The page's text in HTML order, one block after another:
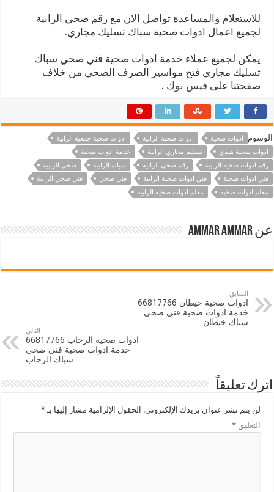
للاستعلام والمساعدة تواصل الان مع رقم صحي الرابية
لجميع اعمال ادوات صحية سباك تسليك مجاري.
يمكن لجميع عملاء خدمة ادوات صحية فني صحي سباك
تسليك مجاري فتح مواسير الصرف الصحي من خلاف
صفحتنا على فيس بوك .
الوسوم ادوات صحية ادوات صحية الرابية
ادوات صحية جمعية الرابية
ادوات صحية هندي
تسليم مجاري الرابية
خدمة ادوات صحية
رقم ادوات صحية الرابية
رقم صحي الرابية سباك الرابية
صحي الرابية
فني ادوات صحية
فني ادوات صحية الرابية فني صحي
فني صحي الرابية
معلم ادوات صحية
معلم ادوات صحية الرابية
عن ammar ammar
السابق
ادوات صحية خيطان 66817766
خدمة ادوات صحية فني صحي
سباك خيطان
التالي
ادوات صحية الرحاب 66817766
خدمة ادوات صحية فني صحي
سباك الرحاب
اترك تعليقاً
لن يتم نشر عنوان بريدك الإلكتروني. الحقول الإلزامية مشار إليها بـ*
التعليق*